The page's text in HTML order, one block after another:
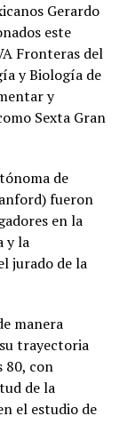
Gerardo
este
Fronteras del
y Biología de
y
Sexta Gran
de
fueron
en la
y la
jurado de la
manera
trayectoria
80, con
de la
el estudio de